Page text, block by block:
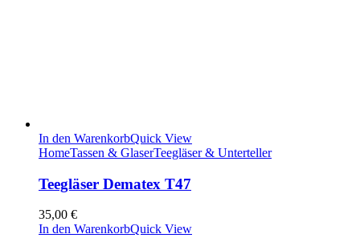
In den WarenkorbQuick View
HomeTassen & GlaserTeegläser & Unterteller
Teegläser Dematex T47
35,00 €
In den WarenkorbQuick View